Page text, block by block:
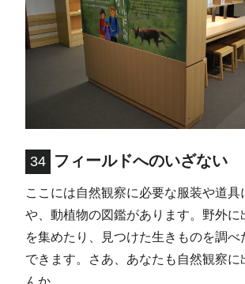
34 フィールドへのいざない
ここには自然観察に必要な服装や道具
や、動植物の図鑑があります。野外に
を集めたり、見つけた生きものを調べ
できます。さあ、あなたも自然観察に
んか。